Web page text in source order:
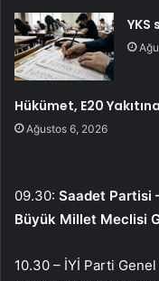
YKS
Hükümet, E20
Ağustos 6, 2026
09.30: Saadet Partisi
Büyük Millet Meclisi
10.30 – İYİ Parti Genel